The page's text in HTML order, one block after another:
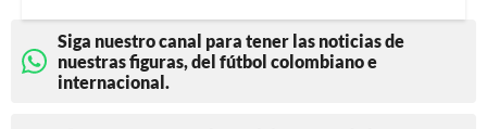
Siga nuestro canal para tener las noticias de
nuestras figuras, del fútbol colombiano e
internacional.